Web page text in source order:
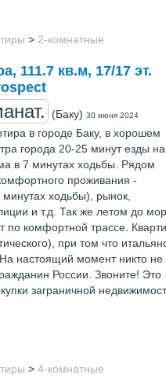
> 2-комнатные
111.7 кв.м, 17/17 эт.
(Баку) 30 июня 2024
в городе Баку, в хорошем
города 20-25 минут езды на
в 7 минутах ходьбы. Рядом
проживания -
ходьбы), рынок,
и т.д. Так же летом до
по комфортной трассе.
при том что
настоящий момент никто не
России. Звоните! Это
заграничной
> 4-комнатные